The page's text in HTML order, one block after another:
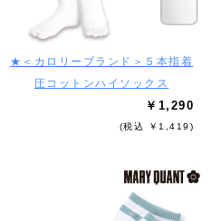
★＜カロリーブランド＞５本指着
圧コットンハイソックス
￥1,290
(税込 ￥1,419)